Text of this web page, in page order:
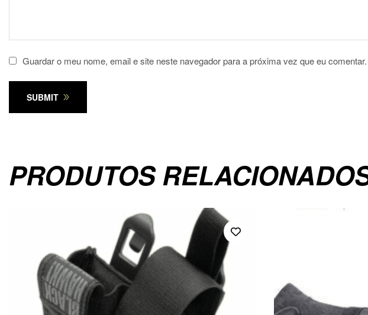
Guardar o meu nome, email e site neste navegador para a próxima vez que eu comentar.
SUBMIT
PRODUTOS